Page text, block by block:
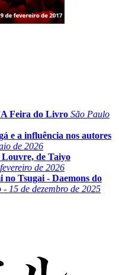
Feira do Livro São Paulo
e a influência nos autores
de 2026
Louvre, de Taiyo
de 2026
no Tsugai - Daemons do
- 15 de dezembro de 2025